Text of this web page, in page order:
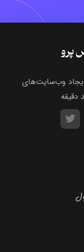
ایجاد وب‌سایت‌های